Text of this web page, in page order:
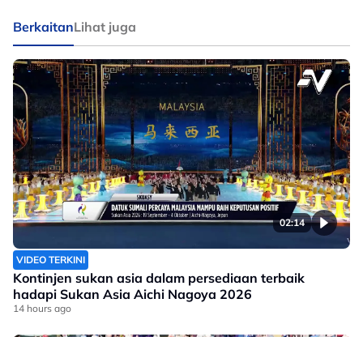
BerkaitanLihat juga
02:14
VIDEO TERKINI
Kontinjen sukan asia dalam persediaan terbaik
hadapi Sukan Asia Aichi Nagoya 2026
14 hours ago